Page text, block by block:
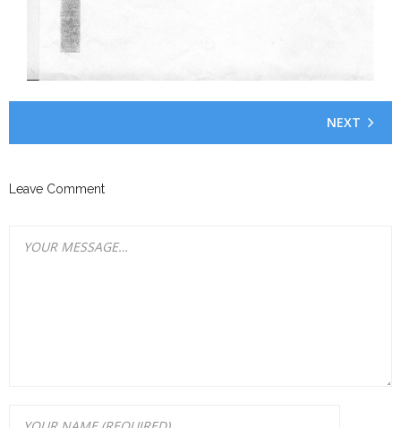
NEXT
Leave Comment